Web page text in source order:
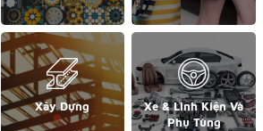
Xây Dựng
Xe & Linh Kiện Và
Phụ Tùng